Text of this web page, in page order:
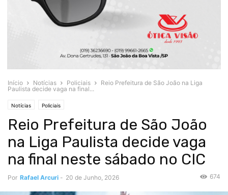
Início Notícias Policiais
Reio Prefeitura de São João na Liga
Paulista decide vaga na final...
Notícias Policiais
Reio Prefeitura de São João
na Liga Paulista decide vaga
na final neste sábado no CIC
Por Rafael Arcuri - 20 de Junho, 2026 674